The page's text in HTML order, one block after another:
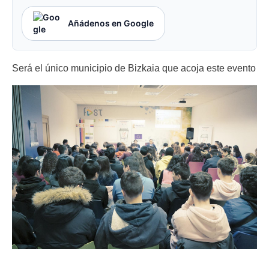
Añádenos en Google
Será el único municipio de Bizkaia que acoja este evento